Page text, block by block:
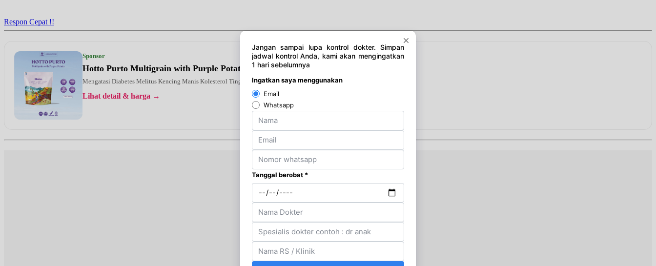
Respon Cepat !!
Sponsor
Hotto Purto Multigrain with Purple Potato
Mengatasi Diabetes Melitus Kencing Manis Kolesterol Tinggi Kebas Kesemutan
Lihat detail & harga →